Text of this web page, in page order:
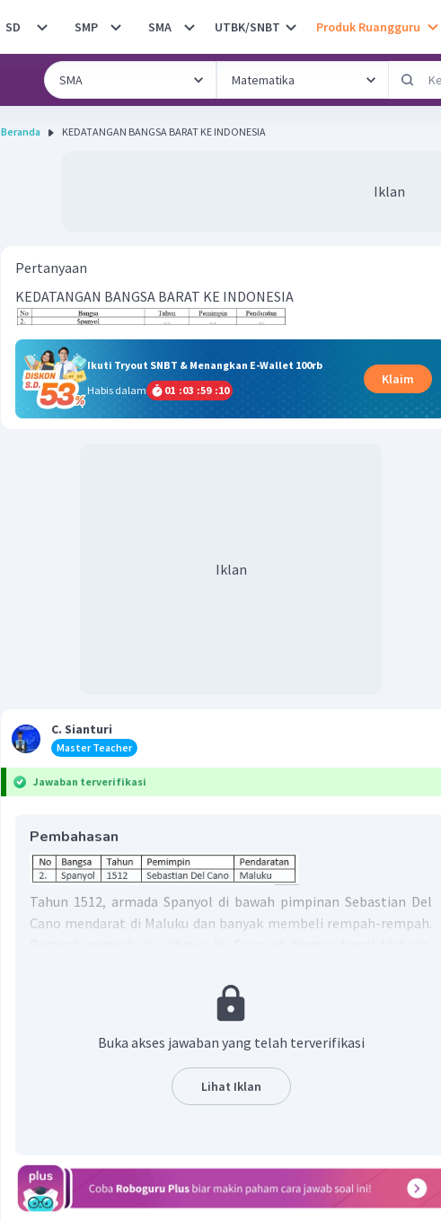
SD SMP SMA UTBK/SNBT Produk Ruangguru
Beranda KEDATANGAN BANGSA BARAT KE INDONESIA
Iklan
Pertanyaan
KEDATANGAN BANGSA BARAT KE INDONESIA
Ikuti Tryout SNBT & Menangkan E-Wallet 100rb
Habis dalam
01 :03 :59 :09
Klaim
Iklan
C. Sianturi
Master Teacher
Jawaban terverifikasi
Pembahasan
Tahun 1512, armada Spanyol di bawah pimpinan Sebastian Del
Cano mendarat di Maluku dan banyak membeli rempah-rempah.
rempah-rempah menjadi perbincangan luas di Spanyol. Sejak
saat itu, kapal-kapal Spanyol berduyun-duyun datang ke Maluku.
dengan pemimpinnya Sebastian Del Cano di Maluku.
Buka akses jawaban yang telah terverifikasi
Lihat Iklan